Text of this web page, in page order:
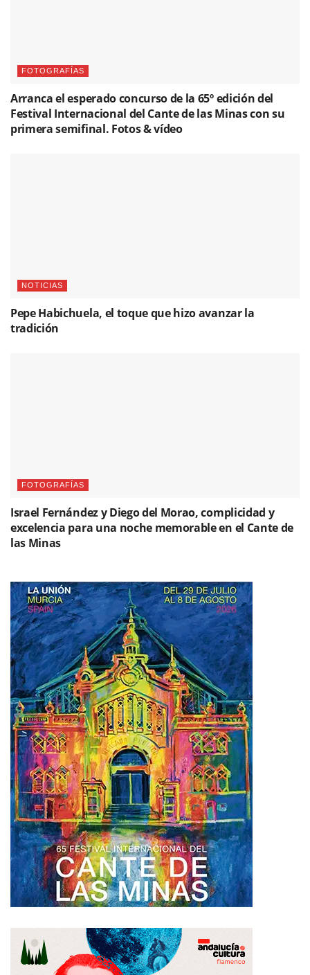
FOTOGRAFÍAS
Arranca el esperado concurso de la 65º edición del
Festival Internacional del Cante de las Minas con su
primera semifinal. Fotos & vídeo
NOTICIAS
Pepe Habichuela, el toque que hizo avanzar la
tradición
FOTOGRAFÍAS
Israel Fernández y Diego del Morao, complicidad y
excelencia para una noche memorable en el Cante de
las Minas